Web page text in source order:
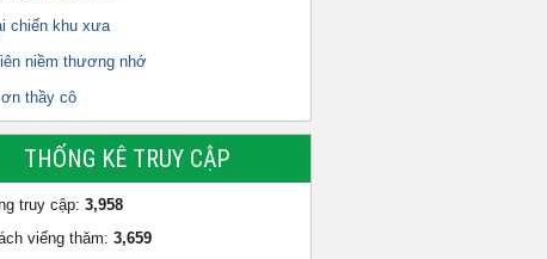
chiến khu xưa
niềm thương nhớ
thầy cô
THỐNG KÊ TRUY CẬP
truy cập: 3,958
viếng thăm: 3,659